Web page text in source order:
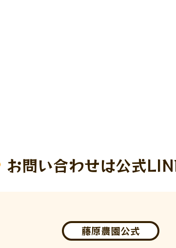
お問い合わせは公式
藤原農園公式